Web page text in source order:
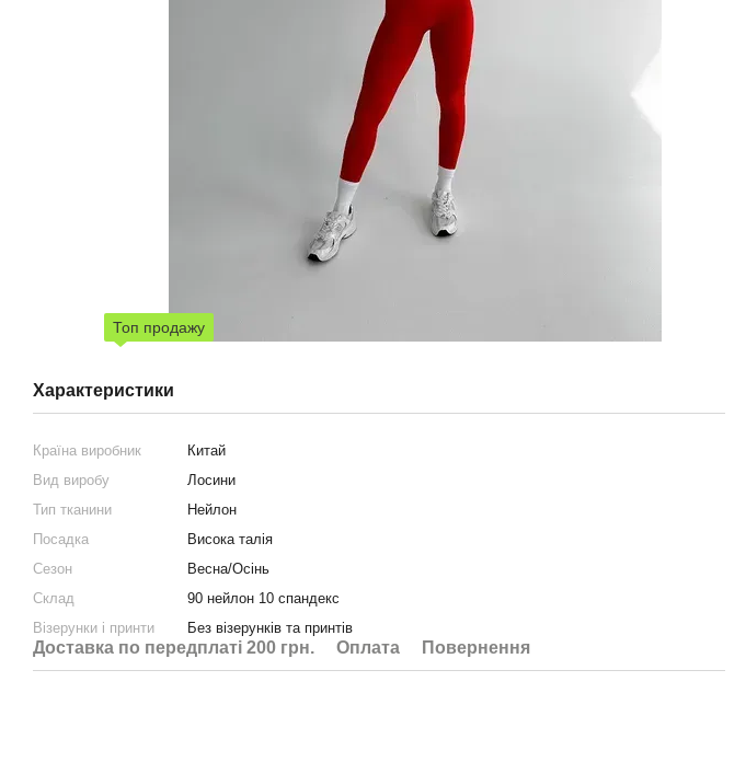
Топ продажу
Характеристики
Країна виробник
Китай
Вид виробу
Лосини
Тип тканини
Нейлон
Посадка
Висока талія
Сезон
Весна/Осінь
Склад
90 нейлон 10 спандекс
Візерунки і принти
Без візерунків та принтів
Доставка по передплаті 200 грн. Оплата Повернення